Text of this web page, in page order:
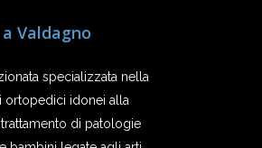
Valdagno
specializzata nella
ortopedici idonei alla
di patologie